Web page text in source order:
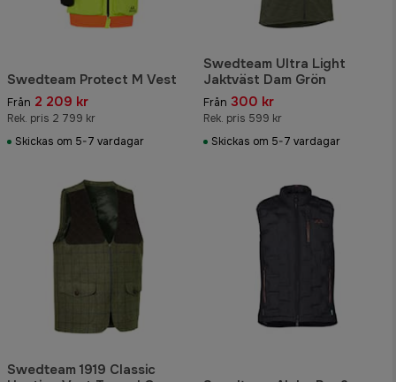
Swedteam Protect M Vest
Från 2 209 kr
Rek. pris 2 799 kr
Skickas om 5-7 vardagar
Swedteam Ultra Light
Jaktväst Dam Grön
Från 300 kr
Rek. pris 599 kr
Skickas om 5-7 vardagar
Swedteam 1919 Classic